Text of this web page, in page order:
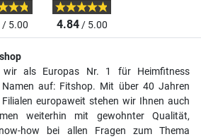
/ 5.00 4.84/ 5.00
als Europas Nr. 1 für Heimfitness
auf: Fitshop. Mit über 40 Jahren
europaweit stehen wir Ihnen auch
weiterhin mit gewohnter Qualität,
how bei allen Fragen zum Thema